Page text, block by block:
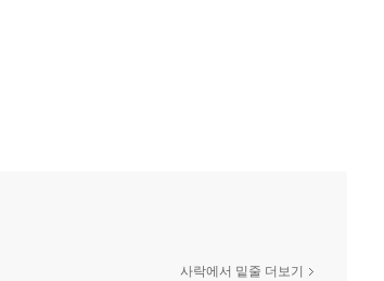
사락에서 밑줄 더보기